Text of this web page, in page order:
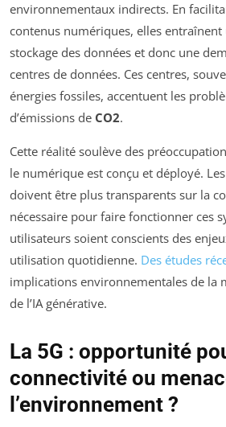
environnementaux indirects. En
contenus numériques, elles
stockage des données et donc une
centres de données. Ces centres,
énergies fossiles, accentuent les
d’émissions de CO2.
Cette réalité soulève des
le numérique est conçu et déployé.
doivent être plus transparents sur la
nécessaire pour faire fonctionner ces
utilisateurs soient conscients des
utilisation quotidienne. Des études
implications environnementales de la
de l’IA générative.
La 5G : opportunité
connectivité ou
l’environnement ?